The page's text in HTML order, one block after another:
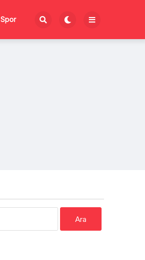
Spor